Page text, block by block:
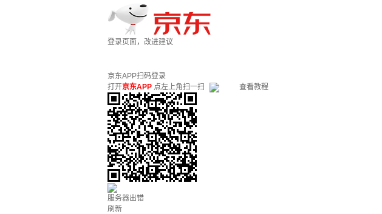
登录页面，改进建议
京东APP扫码登录
打开京东APP 点左上角扫一扫 查看教程
服务器出错
刷新